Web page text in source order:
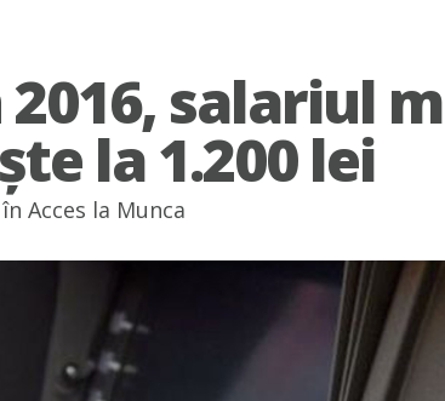
2016, salariul
la 1.200 lei
Acces la Munca